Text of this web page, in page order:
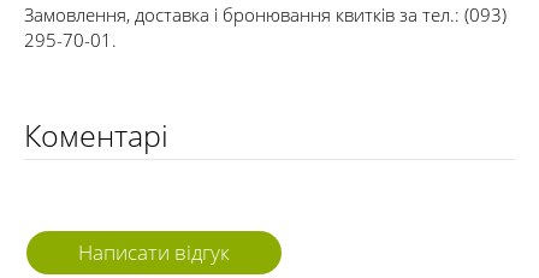
Замовлення, доставка і бронювання квитків за тел.: (093)
295-70-01.
Коментарі
Написати відгук